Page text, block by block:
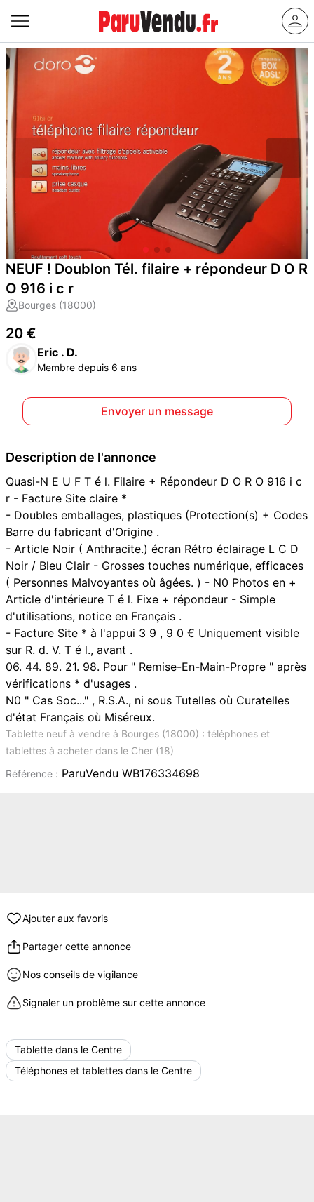
NEUF ! Doublon Tél. filaire + répondeur D O R
O 916 i c r
Bourges (18000)
20 €
Eric . D.
Membre depuis 6 ans
Envoyer un message
Description de l'annonce
Quasi-N E U F T é l. Filaire + Répondeur D O R O 916 i c
r - Facture Site claire *
- Doubles emballages, plastiques (Protection(s) + Codes
Barre du fabricant d'Origine .
- Article Noir ( Anthracite.) écran Rétro éclairage L C D
Noir / Bleu Clair - Grosses touches numérique, efficaces
( Personnes Malvoyantes où âgées. ) - N0 Photos en +
Article d'intérieure T é l. Fixe + répondeur - Simple
d'utilisations, notice en Français .
- Facture Site * à l'appui 3 9 , 9 0 € Uniquement visible
sur R. d. V. T é l., avant .
06. 44. 89. 21. 98. Pour " Remise-En-Main-Propre " après
vérifications * d'usages .
N0 " Cas Soc..." , R.S.A., ni sous Tutelles où Curatelles
d'état Français où Miséreux.
Tablette neuf à vendre à Bourges (18000) : téléphones et
tablettes à acheter dans le Cher (18)
Référence : ParuVendu WB176334698
Ajouter aux favoris
Partager cette annonce
Nos conseils de vigilance
Signaler un problème sur cette annonce
Tablette dans le Centre
Téléphones et tablettes dans le Centre